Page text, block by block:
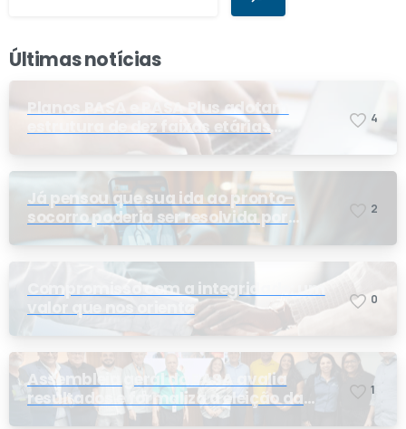
Últimas notícias
Planos PASA e PASA Plus adotam
estrutura de dez faixas etárias
conforme exigência da ANS e do STF
4
Já pensou que sua ida ao pronto-
socorro poderia ser resolvida por
telemedicina?
2
Compromisso com a integridade: um
valor que nos orienta
0
Assembleia geral do PASA avalia
resultados e formaliza a eleição da
nova conselheira
1